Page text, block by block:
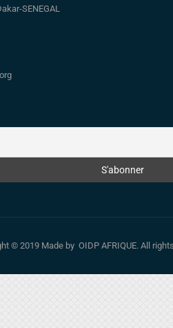
SENEGAL
© 2019 Made by OIDP AFRIQUE. All